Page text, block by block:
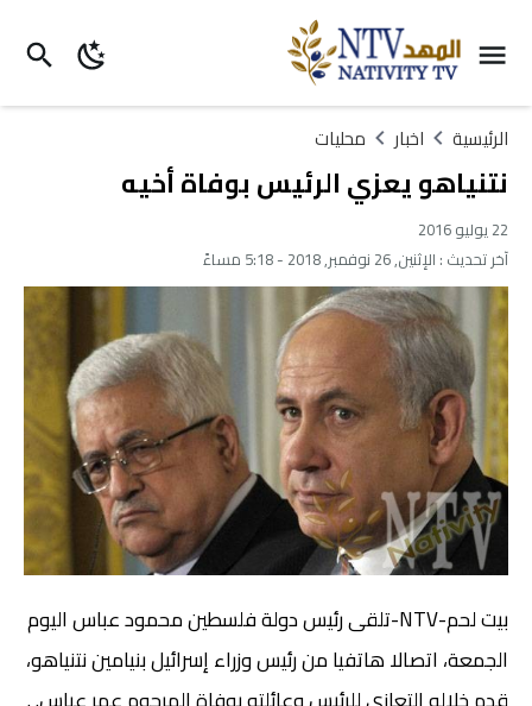
الرئيسية اخبار محليات
نتنياهو يعزي الرئيس بوفاة أخيه
22 يوليو 2016
آخر تحديث : الإثنين, 26 نوفمبر, 2018 - 5:18 مساءً
بيت لحم-NTV-تلقى رئيس دولة فلسطين محمود عباس اليوم
الجمعة، اتصالا هاتفيا من رئيس وزراء إسرائيل بنيامين نتنياهو،